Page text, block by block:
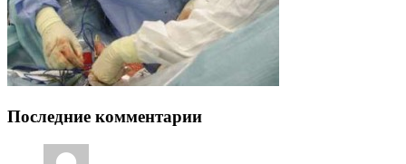
Последние комментарии